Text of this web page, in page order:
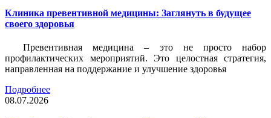
Клиника превентивной медицины: Заглянуть в будущее
своего здоровья
Превентивная медицина – это не просто набор
профилактических мероприятий. Это целостная стратегия,
направленная на поддержание и улучшение здоровья
Подробнее
08.07.2026